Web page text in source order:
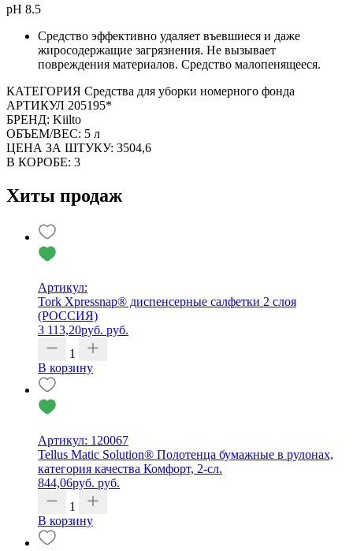
pH 8.5
Средство эффективно удаляет въевшиеся и даже
жиросодержащие загрязнения. Не вызывает
повреждения материалов. Средство малопенящееся.
КАТЕГОРИЯ Средства для уборки номерного фонда
АРТИКУЛ 205195*
БРЕНД: Kiilto
ОБЪЕМ/ВЕС: 5 л
ЦЕНА ЗА ШТУКУ: 3504,6
В КОРОБЕ: 3
Хиты продаж
Артикул:
Tork Xpressnap® диспенсерные салфетки 2 слоя
(РОССИЯ)
3 113,20руб. руб.
1
В корзину
Артикул: 120067
Tellus Matic Solution® Полотенца бумажные в рулонах,
категория качества Комфорт, 2-сл.
844,06руб. руб.
1
В корзину